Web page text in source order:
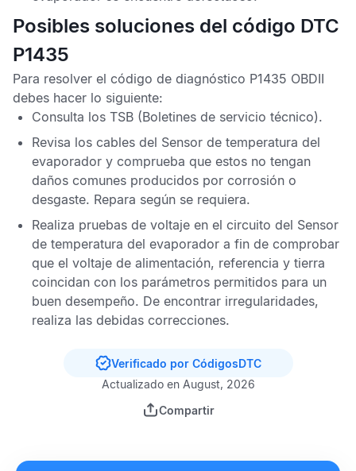
Posibles soluciones del código DTC
P1435
Para resolver el código de diagnóstico P1435 OBDII
debes hacer lo siguiente:
Consulta los TSB (Boletines de servicio técnico).
Revisa los cables del Sensor de temperatura del
evaporador y comprueba que estos no tengan
daños comunes producidos por corrosión o
desgaste. Repara según se requiera.
Realiza pruebas de voltaje en el circuito del Sensor
de temperatura del evaporador a fin de comprobar
que el voltaje de alimentación, referencia y tierra
coincidan con los parámetros permitidos para un
buen desempeño. De encontrar irregularidades,
realiza las debidas correcciones.
Verificado por CódigosDTC
Actualizado en August, 2026
Compartir